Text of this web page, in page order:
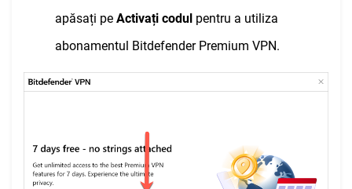
apăsați pe Activați codul pentru a utiliza
abonamentul Bitdefender Premium VPN.